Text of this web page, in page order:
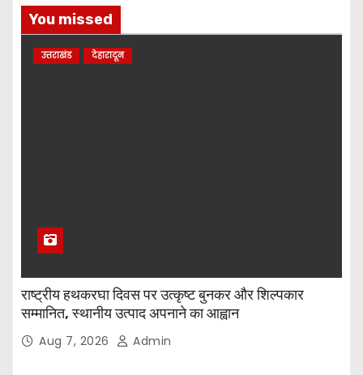
You missed
उत्तराखंड देहारादून
राष्ट्रीय हथकरघा दिवस पर उत्कृष्ट बुनकर और शिल्पकार
सम्मानित, स्थानीय उत्पाद अपनाने का आह्वान
Aug 7, 2026 Admin